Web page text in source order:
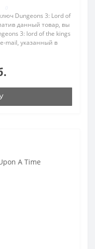
Dungeons 3: Lord of
данный товар, вы
3: lord of the kings
mail, указанный в